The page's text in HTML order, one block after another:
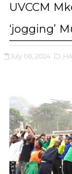
UVCCM
‘jogging’
July 06, 2024